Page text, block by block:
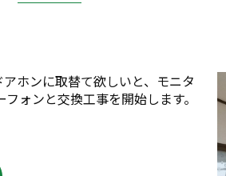
ホンに取替て欲しいと、モニタ
ォンと交換工事を開始します。